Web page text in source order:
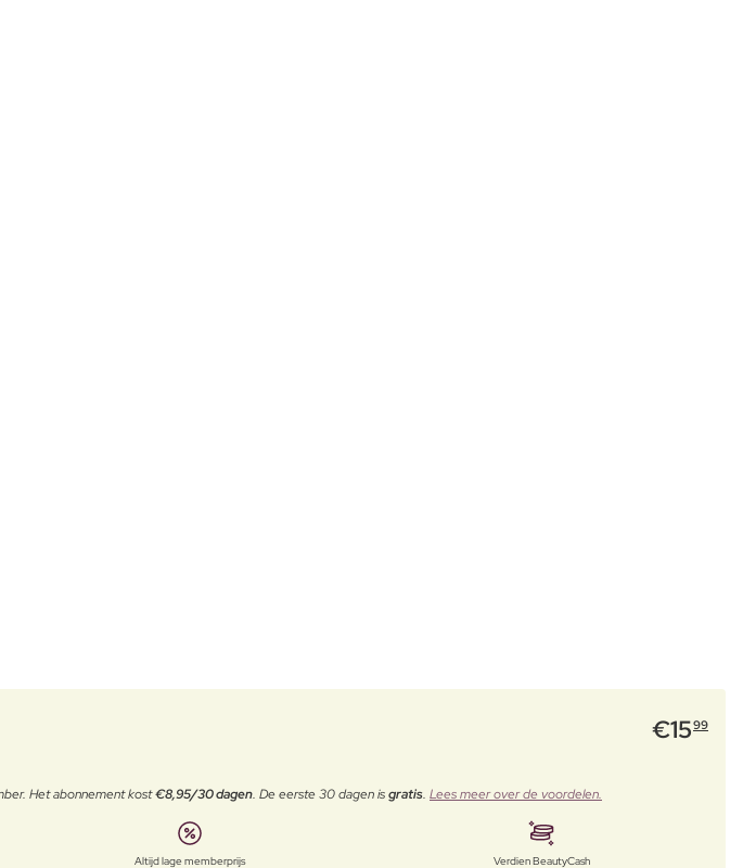
€1599
Het abonnement kost€8,95/30 dagen. De eerste 30 dagen isgratis. Lees meer over de voordelen.
Altijd lage memberprijs Verdien BeautyCash